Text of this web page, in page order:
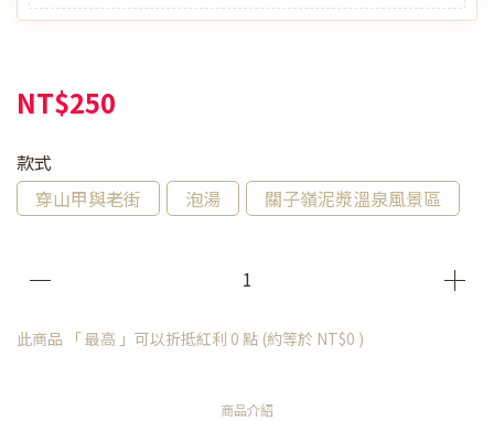
NT$250
款式
穿山甲與老街
泡湯 關子嶺泥漿溫泉風景區
此商品 「 最高 」可以折抵紅利 0 點 (約等於 NT$0 )
商品介紹